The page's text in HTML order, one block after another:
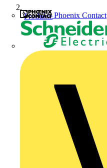
Phoenix Contact
Produkte